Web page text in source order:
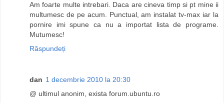
Am foarte multe intrebari. Daca are cineva timp si pt mine ii
multumesc de pe acum. Punctual, am instalat tv-max iar la
pornire imi spune ca nu a importat lista de programe.
Mutumesc!
Răspundeți
dan 1 decembrie 2010 la 20:30
@ ultimul anonim, exista forum.ubuntu.ro